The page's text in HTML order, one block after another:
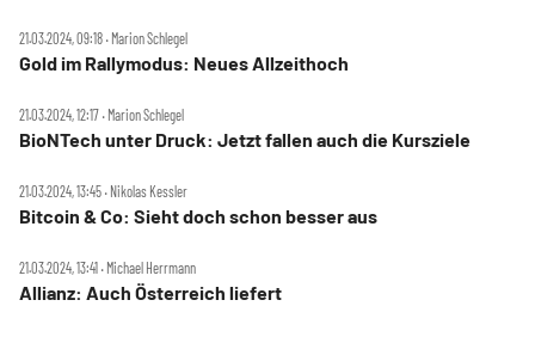
21.03.2024, 09:18 ‧ Marion Schlegel
Gold im Rallymodus: Neues Allzeithoch
21.03.2024, 12:17 ‧ Marion Schlegel
BioNTech unter Druck: Jetzt fallen auch die Kursziele
21.03.2024, 13:45 ‧ Nikolas Kessler
Bitcoin & Co: Sieht doch schon besser aus
21.03.2024, 13:41 ‧ Michael Herrmann
Allianz: Auch Österreich liefert